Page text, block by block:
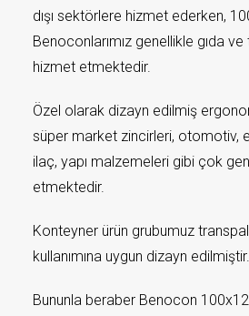
dışı sektörlere hizmet ederken,
Benoconlarımız genellikle gıda
hizmet etmektedir.
Özel olarak dizayn edilmiş
süper market zincirleri, otomotiv,
ilaç, yapı malzemeleri gibi çok
etmektedir.
Konteyner ürün grubumuz
kullanımına uygun dizayn edilmiştir.
Bununla beraber Benocon